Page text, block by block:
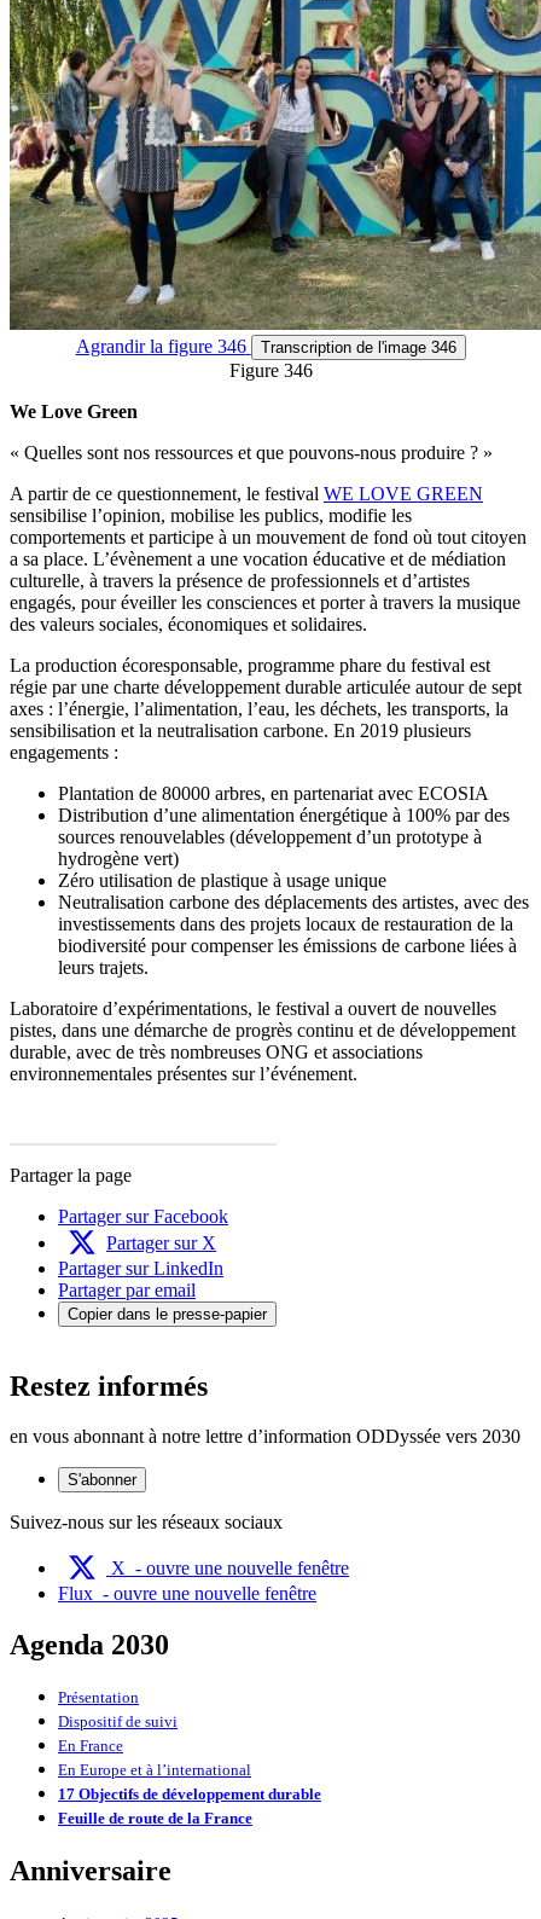
Agrandirla figure 346 Transcription de l'image 346
Figure 346
We Love Green
« Quelles sont nos ressources et que pouvons-nous produire ? »
A partir de ce questionnement, le festival WE LOVE GREEN
sensibilise l’opinion, mobilise les publics, modifie les
comportements et participe à un mouvement de fond où tout citoyen
a sa place. L’évènement a une vocation éducative et de médiation
culturelle, à travers la présence de professionnels et d’artistes
engagés, pour éveiller les consciences et porter à travers la musique
des valeurs sociales, économiques et solidaires.
La production écoresponsable, programme phare du festival est
régie par une charte développement durable articulée autour de sept
axes : l’énergie, l’alimentation, l’eau, les déchets, les transports, la
sensibilisation et la neutralisation carbone. En 2019 plusieurs
engagements :
Plantation de 80000 arbres, en partenariat avec ECOSIA
Distribution d’une alimentation énergétique à 100% par des
sources renouvelables (développement d’un prototype à
hydrogène vert)
Zéro utilisation de plastique à usage unique
Neutralisation carbone des déplacements des artistes, avec des
investissements dans des projets locaux de restauration de la
biodiversité pour compenser les émissions de carbone liées à
leurs trajets.
Laboratoire d’expérimentations, le festival a ouvert de nouvelles
pistes, dans une démarche de progrès continu et de développement
durable, avec de très nombreuses ONG et associations
environnementales présentes sur l’événement.
Partager la page
Partager sur Facebook
Partager sur X
Partager sur LinkedIn
Partager par email
Copier dans le presse-papier
Restez informés
en vous abonnant à notre lettre d’information ODDyssée vers 2030
S'abonner
Suivez-nous sur les réseaux sociaux
X - ouvre une nouvelle fenêtre
Flux - ouvre une nouvelle fenêtre
Agenda 2030
Présentation
Dispositif de suivi
En France
En Europe et à l’international
17 Objectifs de développement durable
Feuille de route de la France
Anniversaire